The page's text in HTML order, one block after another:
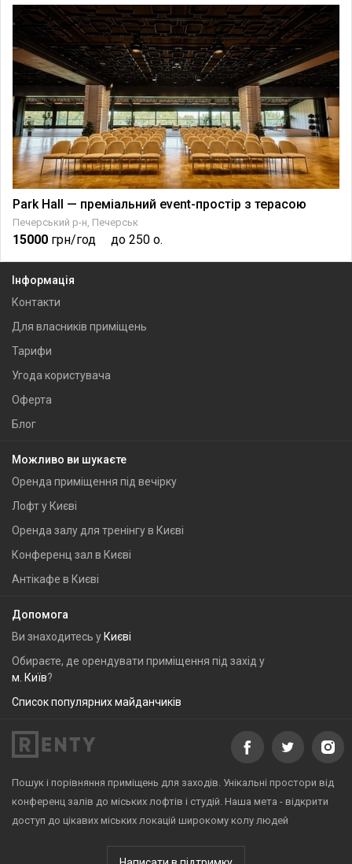
Park Hall — преміальний event-простір з терасою
Печерський р-н, Печерськ
15000 грн/год до 250 о.
Інформація
Контакти
Для власників приміщень
Тарифи
Угода користувача
Оферта
Блог
Можливо ви шукаєте
Оренда приміщення під вечірку
Лофт у Києві
Оренда залу для тренінгу в Києві
Конференц зал в Києві
Антікафе в Києві
Допомога
Ви знаходитесь у Києві
Обираєте, де орендувати приміщення під захід у
м. Київ?
Список популярних майданчиків
Пошук і порівняння приміщень для заходів. Унікальні простори від
конференц залів до міських лофтів і студій. Наша мета - відкрити
доступ до цікавих міських локацій широкому колу людей